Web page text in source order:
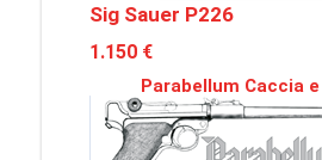
Sig Sauer P226
1.150 €
Parabellum Caccia